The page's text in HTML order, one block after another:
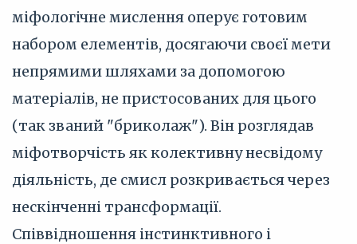
міфологічне мислення оперує готовим
набором елементів, досягаючи своєї мети
непрямими шляхами за допомогою
матеріалів, не пристосованих для цього
(так званий "бриколаж"). Він розглядав
міфотворчість як колективну несвідому
діяльність, де смисл розкривається через
нескінченні трансформації.
Співвідношення інстинктивного і